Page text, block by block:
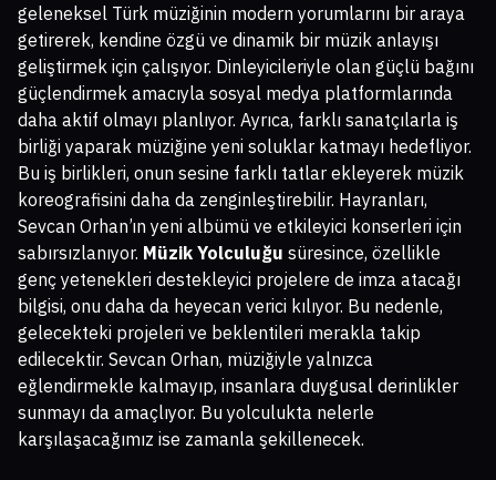
geleneksel Türk müziğinin modern yorumlarını bir araya
getirerek, kendine özgü ve dinamik bir müzik anlayışı
geliştirmek için çalışıyor. Dinleyicileriyle olan güçlü bağını
güçlendirmek amacıyla sosyal medya platformlarında
daha aktif olmayı planlıyor. Ayrıca, farklı sanatçılarla iş
birliği yaparak müziğine yeni soluklar katmayı hedefliyor.
Bu iş birlikleri, onun sesine farklı tatlar ekleyerek müzik
koreografisini daha da zenginleştirebilir. Hayranları,
Sevcan Orhan’ın yeni albümü ve etkileyici konserleri için
sabırsızlanıyor. Müzik Yolculuğu süresince, özellikle
genç yetenekleri destekleyici projelere de imza atacağı
bilgisi, onu daha da heyecan verici kılıyor. Bu nedenle,
gelecekteki projeleri ve beklentileri merakla takip
edilecektir. Sevcan Orhan, müziğiyle yalnızca
eğlendirmekle kalmayıp, insanlara duygusal derinlikler
sunmayı da amaçlıyor. Bu yolculukta nelerle
karşılaşacağımız ise zamanla şekillenecek.